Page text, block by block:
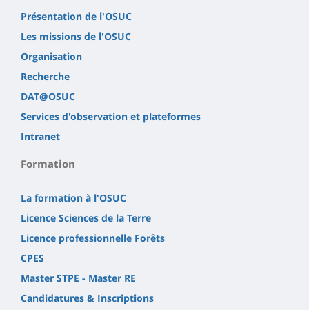
Présentation de l'OSUC
Les missions de l'OSUC
Organisation
Recherche
DAT@OSUC
Services d'observation et plateformes
Intranet
Formation
La formation à l'OSUC
Licence Sciences de la Terre
Licence professionnelle Forêts
CPES
Master STPE - Master RE
Candidatures & Inscriptions